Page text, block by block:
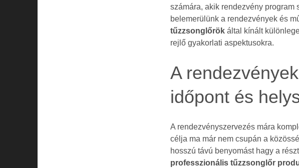
számára, akik rendezvény
belemerülünk a rendezvények és
tűzzsonglőrök által kínált
rejlő gyakorlati aspektusokra.
A
időpont és
A rendezvényszervezés mára
célja ma már nem csupán a
hosszú távú benyomást hagy a
professzionális tűzzsonglőr